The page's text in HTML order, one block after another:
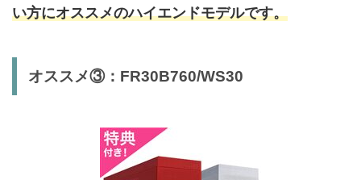
い方にオススメのハイエンドモデルです。
オススメ③：FR30B760/WS30